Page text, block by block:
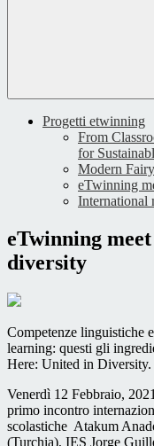
Progetti etwinning
From
for
Modern
eTwinning
International
eTwinning
diversity
Competenze linguistiche
learning: questi gli
Here: United in Diversity.
Venerdì 12 Febbraio,
primo incontro
scolastiche Atakum
(Turchia), IES Jorge